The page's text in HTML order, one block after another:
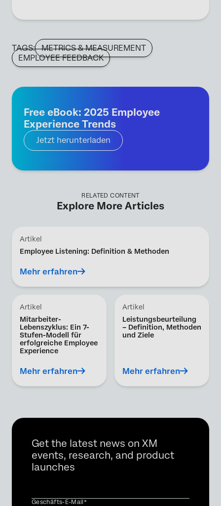
TAGS:
METRICS & MEASUREMENT
EMPLOYEE FEEDBACK
Free eBook: 2025 Employee
Experience Trends
Jetzt herunterladen
RELATED CONTENT
Explore More Articles
Artikel
Employee Listening: Definition & Methoden
Mehr erfahren
Artikel
Mitarbeiter-
Lebenszyklus: Ein 7-
Stufen-Modell für
erfolgreiche Employee
Experience
Mehr erfahren
Artikel
Leistungsbeurteilung
– Definition, Methoden
und Ziele
Mehr erfahren
Get the latest news on XM
events, research, and product
launches
Geschäfts-E-Mail*